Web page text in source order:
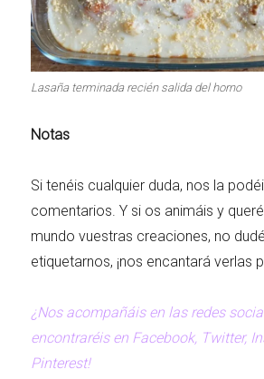
Lasaña terminada recién salida del horno
Notas
Si tenéis cualquier duda, nos la
comentarios. Y si os animáis y
mundo vuestras creaciones, no
etiquetarnos, ¡nos encantará verlas
¿Nos acompañáis en las redes
encontraréis en Facebook, Twitter,
Pinterest!